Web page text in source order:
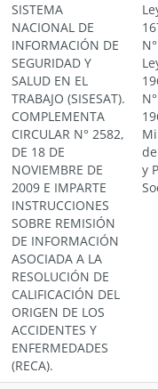
SISTEMA
NACIONAL DE
INFORMACIÓN DE
SEGURIDAD Y
SALUD EN EL
TRABAJO (SISESAT).
COMPLEMENTA
CIRCULAR N° 2582,
DE 18 DE
NOVIEMBRE DE
2009 E IMPARTE
INSTRUCCIONES
SOBRE REMISIÓN
DE INFORMACIÓN
ASOCIADA A LA
RESOLUCIÓN DE
CALIFICACIÓN DEL
ORIGEN DE LOS
ACCIDENTES Y
ENFERMEDADES
(RECA).
y